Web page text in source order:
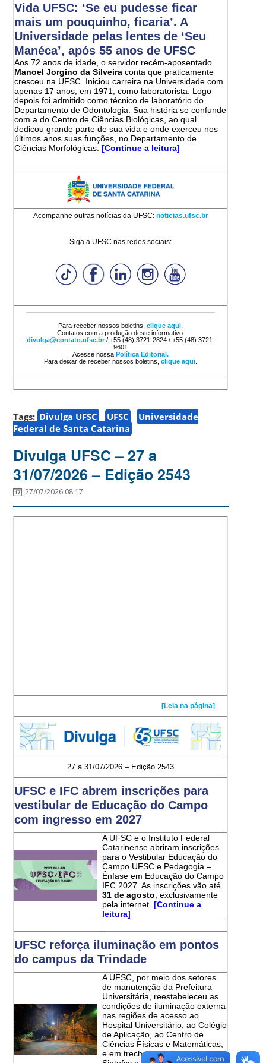
Vida UFSC: ‘Se eu pudesse ficar
mais um pouquinho, ficaria’. A
Universidade pelas lentes de ‘Seu
Manéca’, após 55 anos de UFSC
Aos 72 anos de idade, o servidor recém-aposentado
Manoel Jorgino da Silveira conta que praticamente
cresceu na UFSC. Iniciou carreira na Universidade com
apenas 17 anos, em 1971, como laboratorista. Logo
depois foi admitido como técnico de laboratório do
Departamento de Odontologia. Sua história se confunde
com a do Centro de Ciências Biológicas, ao qual
dedicou grande parte de sua vida e onde exerceu nos
últimos anos suas funções, no Departamento de
Ciências Morfológicas. [Continue a leitura]
Acompanhe outras notícias da UFSC:noticias.ufsc.br
Siga a UFSC nas redes sociais:
Para receber nossos boletins,clique aqui
Contatos com a produção deste informativo:
divulga@contato.ufsc.br/ +55 (48) 3721-2824 / +55 (48) 3721-
9601
Acesse nossaPolítica Editorial.
Para deixar de receber nossos boletins,clique aqui
Tags: Divulga UFSC UFSC
Universidade
Federal de Santa Catarina
Divulga UFSC – 27 a
31/07/2026 – Edição 2543
27/07/2026 08:17
[Leia na página]
27 a 31/07/2026 – Edição 2543
UFSC e IFC abrem inscrições para
vestibular de Educação do Campo
com ingresso em 2027
A UFSC e o Instituto Federal
Catarinense abriram inscrições
para o Vestibular Educação do
Campo UFSC e Pedagogia –
Ênfase em Educação do Campo
IFC 2027. As inscrições vão até
31 de agosto , exclusivamente
pela internet.[Continue a
leitura]
UFSC reforça iluminação em pontos
do campus da Trindade
A UFSC, por meio dos setores
de manutenção da Prefeitura
Universitária, reestabeleceu as
condições de iluminação externa
nas regiões de acesso ao
Hospital Universitário, ao Colégio
de Aplicação, ao Centro de
Ciências Físicas e Matemáticas,
e em trechos próximos ao